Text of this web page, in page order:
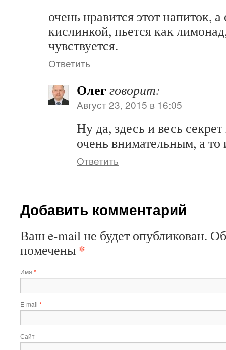
очень нравится этот напиток,
кислинкой, пьется как
чувствуется.
Ответить
Олегговорит:
Август 23, 2015 в 16:05
Ну да, здесь и весь
очень внимательным, а
Ответить
Добавить комментарий
Ваш e-mail не будет опубликован.
помечены *
Имя *
E-mail *
Сайт